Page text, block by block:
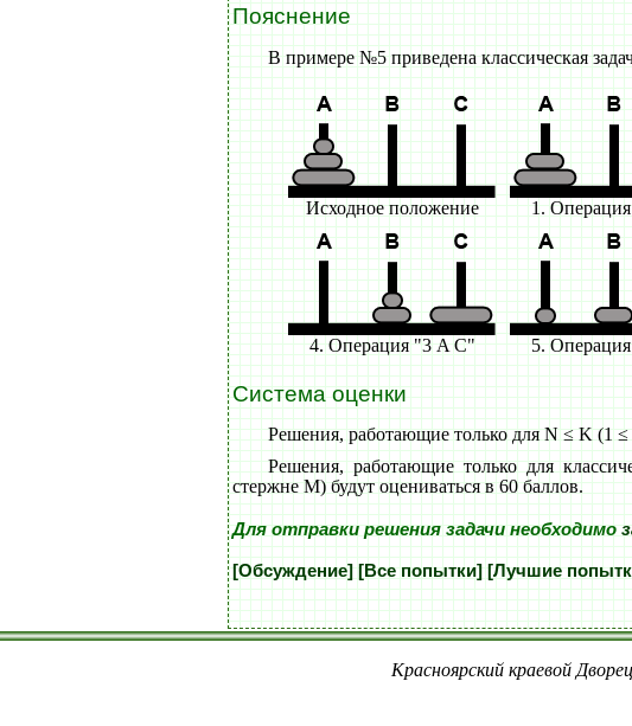
Пояснение
В примере №5 приведена классическая
Исходное положение 1.
4. Операция "3 A C" 5.
Система оценки
Решения, работающие только для N ≤ K (1
Решения, работающие только для
стержне M) будут оцениваться в 60 баллов.
Для отправки решения задачи необходимо
[Обсуждение] [Все попытки] [Лучшие
Красноярский краевой